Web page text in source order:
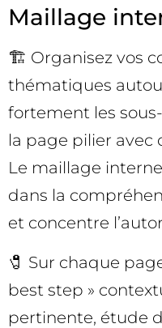
Maillage
🏗️ Organisez vos
thématiques
fortement les
la page pilier avec
Le maillage
dans la
et concentre
🧷 Sur chaque
best step »
pertinente, étude